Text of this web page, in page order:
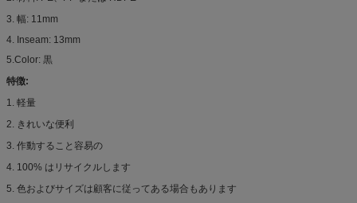
3. 幅: 11mm
4. Inseam: 13mm
5.Color: 黒
特徴:
1. 軽量
2. きれいな便利
3. 作動すること容易の
4. 100% はリサイクルします
5. 色およびサイズは顧客に従ってある場合もあります